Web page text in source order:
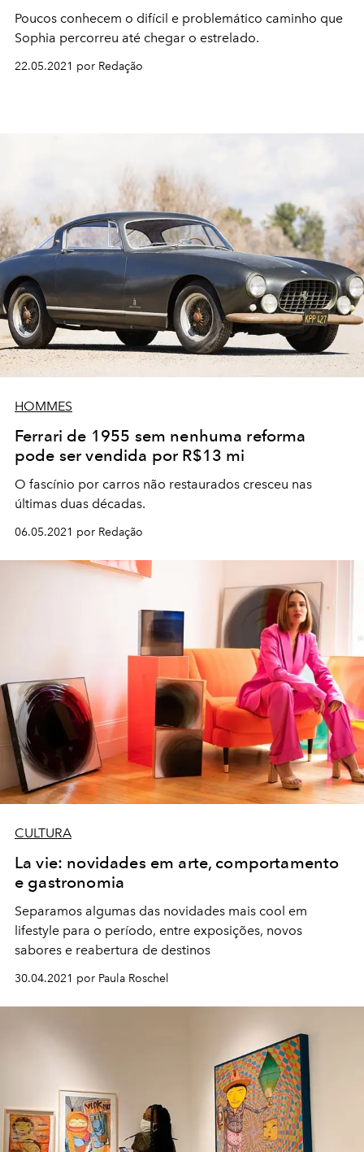
Poucos conhecem o difícil e problemático caminho que
Sophia percorreu até chegar o estrelado.
22.05.2021 por Redação
HOMMES
Ferrari de 1955 sem nenhuma reforma
pode ser vendida por R$13 mi
O fascínio por carros não restaurados cresceu nas
últimas duas décadas.
06.05.2021 por Redação
CULTURA
La vie: novidades em arte, comportamento
e gastronomia
Separamos algumas das novidades mais cool em
lifestyle para o período, entre exposições, novos
sabores e reabertura de destinos
30.04.2021 por Paula Roschel